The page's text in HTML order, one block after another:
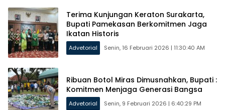
Terima Kunjungan Keraton Surakarta,
Bupati Pamekasan Berkomitmen Jaga
Ikatan Historis
Advetorial Senin, 16 Februari 2026 | 11:30:40 AM
Ribuan Botol Miras Dimusnahkan, Bupati :
Komitmen Menjaga Generasi Bangsa
Advetorial Senin, 9 Februari 2026 | 6:40:29 PM